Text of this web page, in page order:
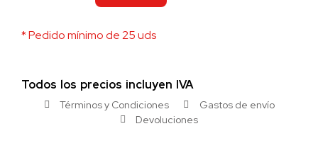
* Pedido mínimo de 25 uds
Todos los precios incluyen IVA
Términos y Condiciones
Gastos de envío
Devoluciones